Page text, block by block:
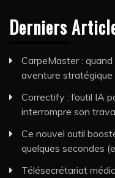
Derniers
CarpeMaster :
aventure stratégique
Correctify : l’outil IA
interrompre son
Ce nouvel outil
quelques secondes
Télésecrétariat